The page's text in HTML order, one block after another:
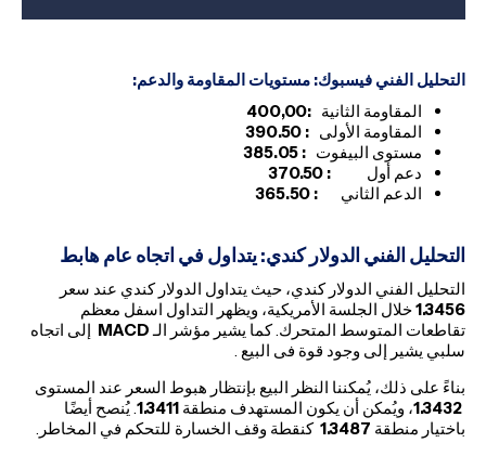
التحليل الفني فيسبوك: مستويات المقاومة والدعم:
المقاومة الثانية :400,00
المقاومة الأولى : 390.50
مستوى البيفوت : 385.05
دعم أول : 370.50
الدعم الثاني : 365.50
التحليل الفني الدولار كندي: يتداول في اتجاه عام هابط
التحليل الفني الدولار كندي، حيث يتداول الدولار كندي عند سعر
1.3456خلال الجلسة الأمريكية، ويظهر التداول اسفل معظم
تقاطعات المتوسط المتحرك. كما يشير مؤشر الـMACD إلى اتجاه
سلبي يشير إلى وجود قوة فى البيع .
بناءً على ذلك، يُمكننا النظر البيع بإنتظار هبوط السعر عند المستوى
1.3432
، ويُمكن أن يكون المستهدف منطقة 1.3411
. يُنصح أيضًا
باختيار منطقة
كنقطة وقف الخسارة للتحكم في المخاطر.